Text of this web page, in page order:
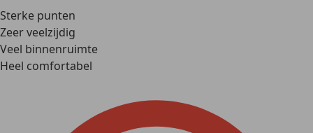
Sterke punten
Zeer veelzijdig
Veel binnenruimte
Heel comfortabel